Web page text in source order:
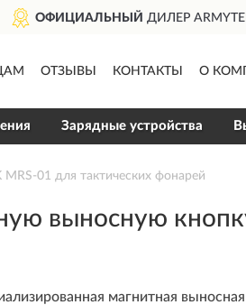
ДИЛЕР ARMYTEK
ОТЗЫВЫ КОНТАКТЫ О
Зарядные устройства
01 для тактических фонарей
выносную
магнитная